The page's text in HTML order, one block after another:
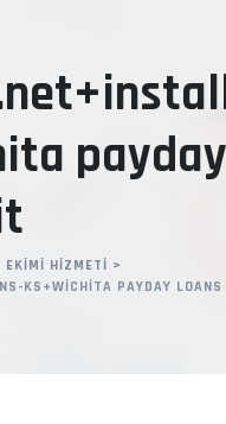
EKIMI HIZMETI >
KS+WICHITA PAYDAY LOANS